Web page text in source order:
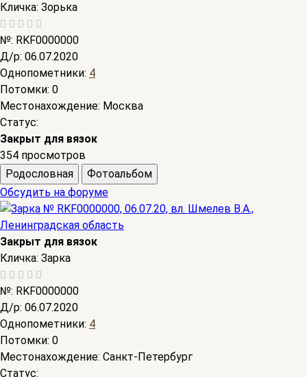
Кличка: Зорька
№: RKF0000000
Д/р: 06.07.2020
Однопометники: 4
Потомки: 0
Местонахождение: Москва
Статус:
Закрыт для вязок
354 просмотров
Родословная
Фотоальбом
Обсудить на форуме
Закрыт для вязок
Кличка: Зарка
№: RKF0000000
Д/р: 06.07.2020
Однопометники: 4
Потомки: 0
Местонахождение: Санкт-Петербург
Статус: